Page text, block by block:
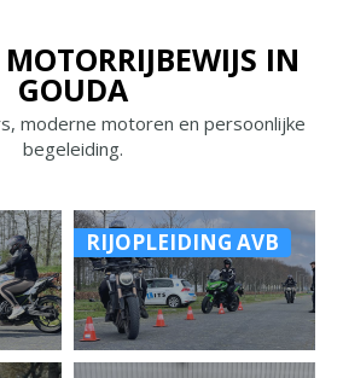
IN
GOUDA
moderne motoren en persoonlijke
begeleiding.
RIJOPLEIDING AVB